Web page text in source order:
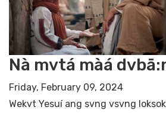
Nà mvtá màá
Friday, February 09, 2024
Wekvt Yesuí ang svng vsvng